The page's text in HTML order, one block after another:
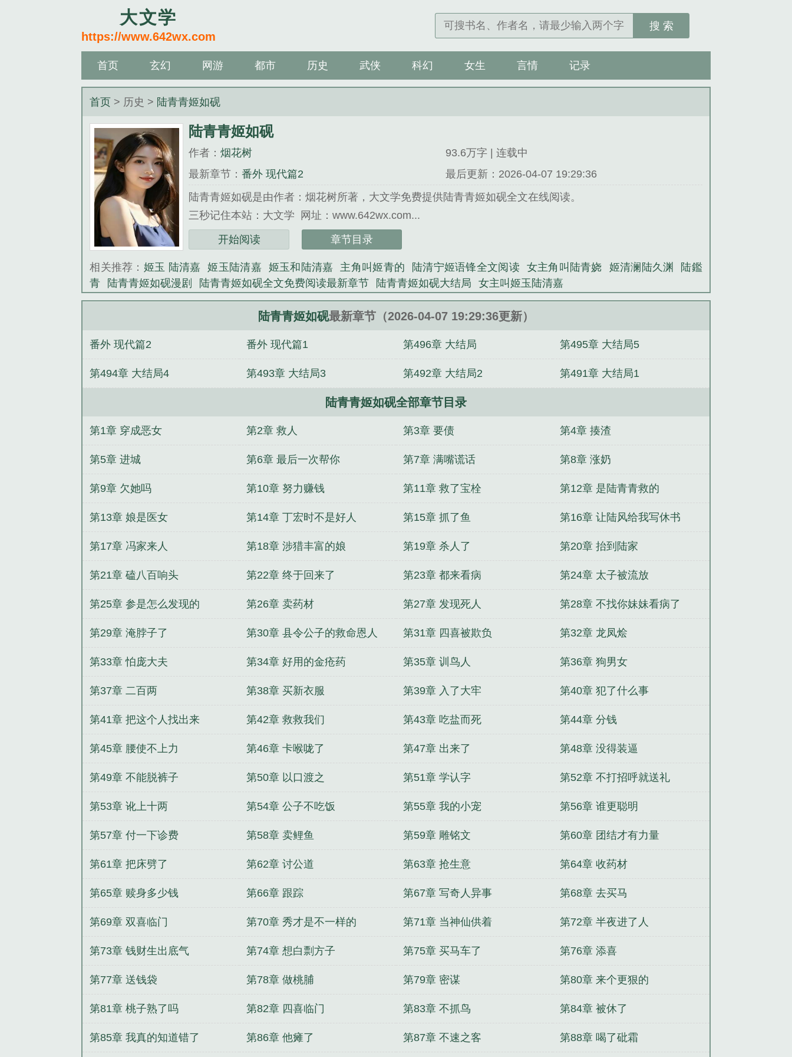
大文学
https://www.642wx.com
搜 索
首页 玄幻 网游 都市 历史 武侠 科幻 女生 言情 记录
首页 > 历史 > 陆青青姬如砚
陆青青姬如砚
作者：烟花树
93.6万字 | 连载中
最新章节：番外 现代篇2
最后更新：2026-04-07 19:29:36
陆青青姬如砚是由作者：烟花树所著，大文学免费提供陆青青姬如砚全文在线阅读。
三秒记住本站：大文学 网址：www.642wx.com...
《陆青青姬如砚》是烟花树精心创作的历史类小说。
开始阅读 章节目录
相关推荐： 姬玉 陆清嘉 姬玉陆清嘉 姬玉和陆清嘉 主角叫姬青的 陆清宁姬语锋全文阅读 女主角叫陆青娆 姬清澜陆久渊
陆鑑
青
陆青青姬如砚漫剧 陆青青姬如砚全文免费阅读最新章节 陆青青姬如砚大结局 女主叫姬玉陆清嘉
陆青青姬如砚最新章节（2026-04-07 19:29:36更新）
番外 现代篇2 番外 现代篇1 第496章 大结局 第495章 大结局5
第494章 大结局4 第493章 大结局3 第492章 大结局2 第491章 大结局1
陆青青姬如砚全部章节目录
第1章 穿成恶女 第2章 救人 第3章 要债 第4章 揍渣
第5章 进城 第6章 最后一次帮你 第7章 满嘴谎话 第8章 涨奶
第9章 欠她吗 第10章 努力赚钱 第11章 救了宝栓 第12章 是陆青青救的
第13章 娘是医女 第14章 丁宏时不是好人 第15章 抓了鱼 第16章 让陆风给我写休书
第17章 冯家来人 第18章 涉猎丰富的娘 第19章 杀人了 第20章 抬到陆家
第21章 磕八百响头 第22章 终于回来了 第23章 都来看病 第24章 太子被流放
第25章 参是怎么发现的 第26章 卖药材 第27章 发现死人 第28章 不找你妹妹看病了
第29章 淹脖子了 第30章 县令公子的救命恩人 第31章 四喜被欺负 第32章 龙凤烩
第33章 怕庞大夫 第34章 好用的金疮药 第35章 训鸟人 第36章 狗男女
第37章 二百两 第38章 买新衣服 第39章 入了大牢 第40章 犯了什么事
第41章 把这个人找出来 第42章 救救我们 第43章 吃盐而死 第44章 分钱
第45章 腰使不上力 第46章 卡喉咙了 第47章 出来了 第48章 没得装逼
第49章 不能脱裤子 第50章 以口渡之 第51章 学认字 第52章 不打招呼就送礼
第53章 讹上十两 第54章 公子不吃饭 第55章 我的小宠 第56章 谁更聪明
第57章 付一下诊费 第58章 卖鲤鱼 第59章 雕铭文 第60章 团结才有力量
第61章 把床劈了 第62章 讨公道 第63章 抢生意 第64章 收药材
第65章 赎身多少钱 第66章 跟踪 第67章 写奇人异事 第68章 去买马
第69章 双喜临门 第70章 秀才是不一样的 第71章 当神仙供着 第72章 半夜进了人
第73章 钱财生出底气 第74章 想白剽方子 第75章 买马车了 第76章 添喜
第77章 送钱袋 第78章 做桃脯 第79章 密谋 第80章 来个更狠的
第81章 桃子熟了吗 第82章 四喜临门 第83章 不抓鸟 第84章 被休了
第85章 我真的知道错了 第86章 他瘫了 第87章 不速之客 第88章 喝了砒霜